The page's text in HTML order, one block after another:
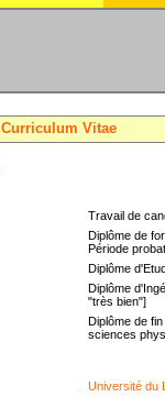
Curriculum Vitae
Travail de
Diplôme de
Période
Diplôme
Diplôme
"très bien"]
Diplôme de
sciences
Université du